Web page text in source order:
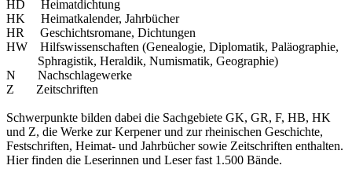
HD Heimatdichtung
HK Heimatkalender, Jahrbücher
HR Geschichtsromane, Dichtungen
HW Hilfswissenschaften (Genealogie, Diplomatik, Paläographie,
Sphragistik, Heraldik, Numismatik, Geographie)
N Nachschlagewerke
Z Zeitschriften
Schwerpunkte bilden dabei die Sachgebiete GK, GR, F, HB, HK
und Z, die Werke zur Kerpener und zur rheinischen Geschichte,
Festschriften, Heimat- und Jahrbücher sowie Zeitschriften enthalten.
Hier finden die Leserinnen und Leser fast 1.500 Bände.